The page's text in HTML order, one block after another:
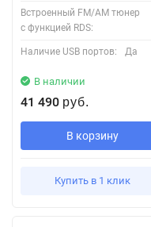
Встроенный FM/AM тюнер
с функцией RDS:
Наличие USB портов: Да
В наличии
41 490 руб.
В корзину
Купить в 1 клик